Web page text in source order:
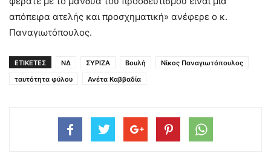
απόπειρα ατελής και προσχηματική» ανέφερε ο κ.
Παναγιωτόπουλος.
ΕΤΙΚΕΤΕΣ ΝΔ ΣΥΡΙΖΑ Βουλή
Νίκος Παναγιωτόπουλος
ταυτότητα φύλου
Ανέτα Καββαδία